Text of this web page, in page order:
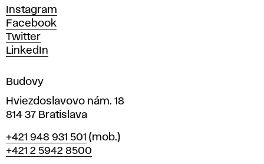
c
h
u
m
e
í
v
r
a
Instagram
Facebook
Twitter
LinkedIn
Budovy
Hviezdoslavovo nám. 18
814 37 Bratislava
Telefón
+421 948 931 501 (mob.)
+421 2 5942 8500